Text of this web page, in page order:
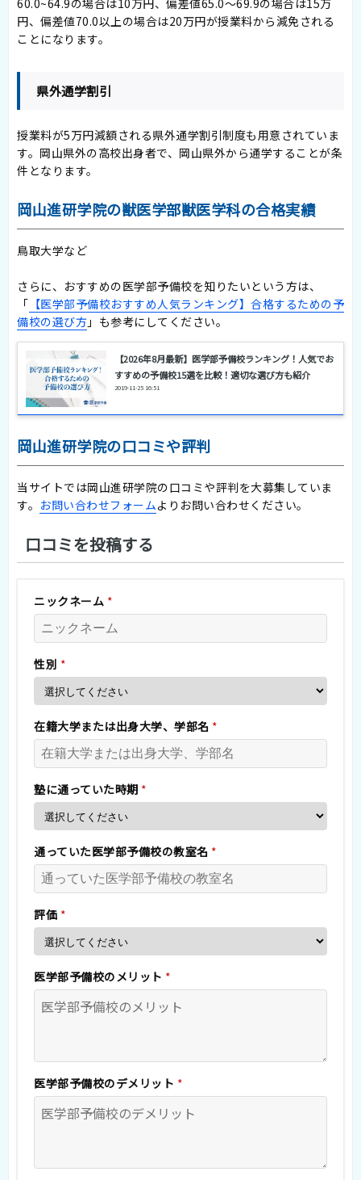
60.0~64.9の場合は10万円、偏差値65.0〜69.9の場合は15万
円、偏差値70.0以上の場合は20万円が授業料から減免される
ことになります。
県外通学割引
授業料が5万円減額される県外通学割引制度も用意されていま
す。岡山県外の高校出身者で、岡山県外から通学することが条
件となります。
岡山進研学院の獣医学部獣医学科の合格実績
鳥取大学など
さらに、おすすめの医学部予備校を知りたいという方は、
「 【医学部予備校おすすめ人気ランキング】合格するための予
備校の選び方 」も参考にしてください。
【2026年8月最新】医学部予備校ランキング！人気でお
すすめの予備校15選を比較！適切な選び方も紹介
2019-11-25 16:51
岡山進研学院の口コミや評判
当サイトでは岡山進研学院の口コミや評判を大募集していま
す。 お問い合わせフォームよりお問い合わせください。
口コミを投稿する
ニックネーム *
性別 *
在籍大学または出身大学、学部名 *
塾に通っていた時期 *
通っていた医学部予備校の教室名 *
評価 *
医学部予備校のメリット *
医学部予備校のデメリット *